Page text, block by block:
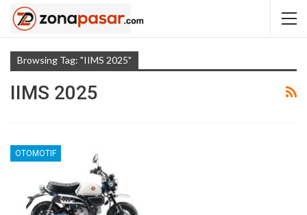
Browsing Tag: "IIMS 2025"
IIMS 2025
OTOMOTIF